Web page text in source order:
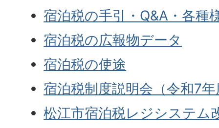
宿泊税の手引・Q&A・各種
宿泊税の広報物データ
宿泊税の使途
宿泊税制度説明会（令和7
松江市宿泊税レジシステム